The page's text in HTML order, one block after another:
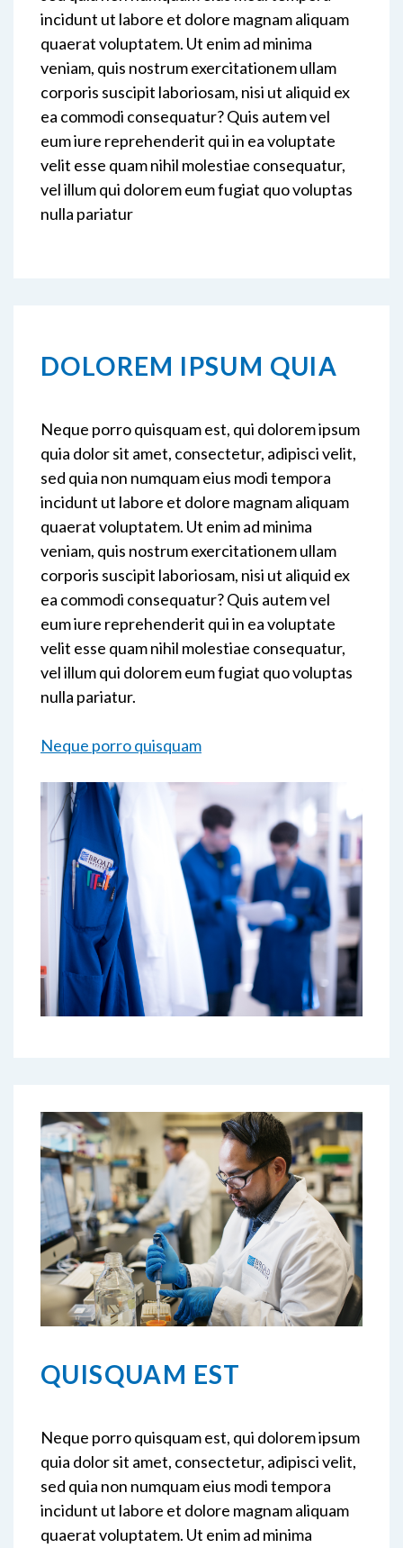
incidunt ut labore et dolore magnam aliquam
quaerat voluptatem. Ut enim ad minima
veniam, quis nostrum exercitationem ullam
corporis suscipit laboriosam, nisi ut aliquid ex
ea commodi consequatur? Quis autem vel
eum iure reprehenderit qui in ea voluptate
velit esse quam nihil molestiae consequatur,
vel illum qui dolorem eum fugiat quo voluptas
nulla pariatur
DOLOREM IPSUM QUIA
Neque porro quisquam est, qui dolorem ipsum
quia dolor sit amet, consectetur, adipisci velit,
sed quia non numquam eius modi tempora
incidunt ut labore et dolore magnam aliquam
quaerat voluptatem. Ut enim ad minima
veniam, quis nostrum exercitationem ullam
corporis suscipit laboriosam, nisi ut aliquid ex
ea commodi consequatur? Quis autem vel
eum iure reprehenderit qui in ea voluptate
velit esse quam nihil molestiae consequatur,
vel illum qui dolorem eum fugiat quo voluptas
nulla pariatur.
Neque porro quisquam
QUISQUAM EST
Neque porro quisquam est, qui dolorem ipsum
quia dolor sit amet, consectetur, adipisci velit,
sed quia non numquam eius modi tempora
incidunt ut labore et dolore magnam aliquam
quaerat voluptatem. Ut enim ad minima